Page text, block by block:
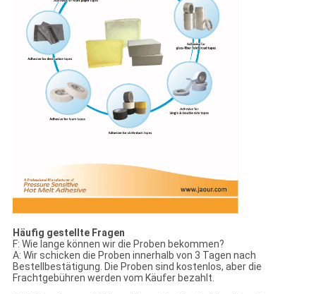
Häufig gestellte Fragen
F: Wie lange können wir die Proben bekommen?
A: Wir schicken die Proben innerhalb von 3 Tagen nach
Bestellbestätigung. Die Proben sind kostenlos, aber die
Frachtgebühren werden vom Käufer bezahlt.